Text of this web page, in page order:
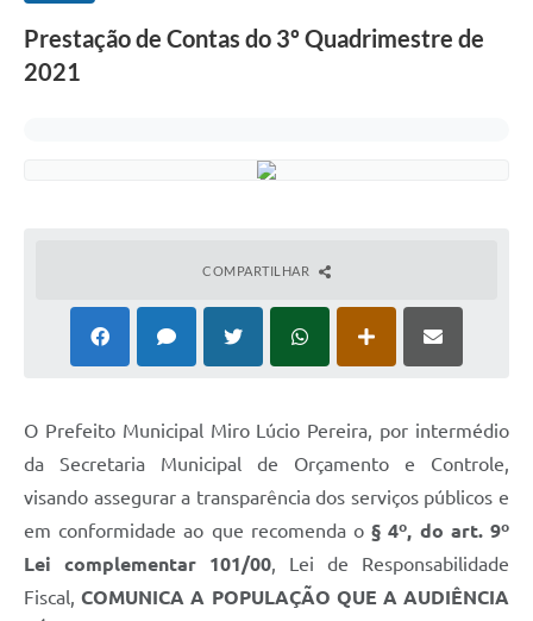
Prestação de Contas do 3º Quadrimestre de
2021
COMPARTILHAR
O Prefeito Municipal Miro Lúcio Pereira, por intermédio
da Secretaria Municipal de Orçamento e Controle,
visando assegurar a transparência dos serviços públicos e
em conformidade ao que recomenda o§ 4º, do art. 9º
Lei complementar 101/00, Lei de Responsabilidade
Fiscal,COMUNICA A POPULAÇÃO QUE A AUDIÊNCIA